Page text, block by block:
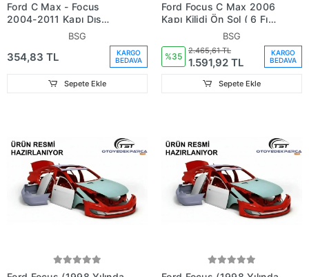
Ford C Max - Focus
2004-2011 Kapı Dış
Açma Kolu Deliksiz (Oem
No:3M51R218B08Abxwaa)
BSG
354,83 TL
KARGO
BEDAVA
Sepete Ekle
Ford Focus C Max 2006
Kapı Kilidi Ön Sol ( 6 Fıslı
No:3M5Ar21813Am)
BSG
%35
2.465,61 TL
1.591,92 TL
KARGO
BEDAVA
Sepete Ekle